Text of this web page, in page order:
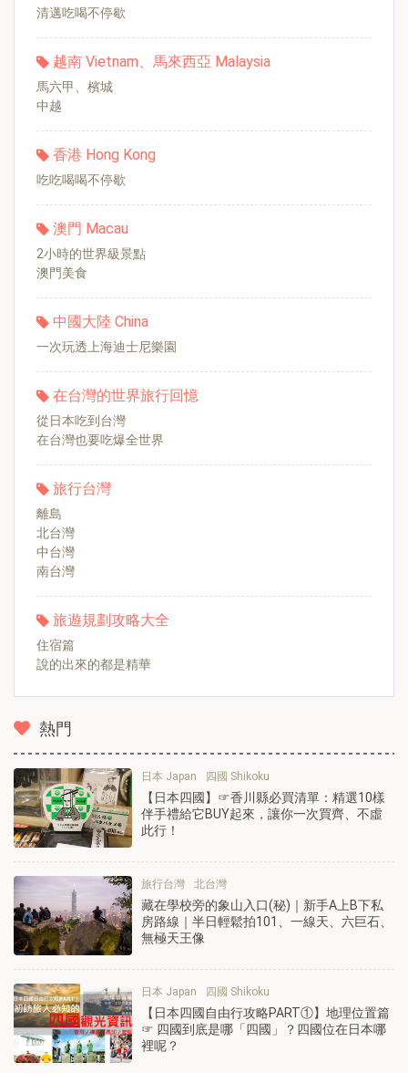
清邁吃喝不停歇
越南 Vietnam、馬來西亞 Malaysia
馬六甲、檳城
中越
香港 Hong Kong
吃吃喝喝不停歇
澳門 Macau
2小時的世界級景點
澳門美食
中國大陸 China
一次玩透上海迪士尼樂園
在台灣的世界旅行回憶
從日本吃到台灣
在台灣也要吃爆全世界
旅行台灣
離島
北台灣
中台灣
南台灣
旅遊規劃攻略大全
住宿篇
說的出來的都是精華
熱門
日本 Japan 四國 Shikoku
【日本四國】☞香川縣必買清單：精選10樣
伴手禮給它BUY起來，讓你一次買齊、不虛
此行！
旅行台灣 北台灣
藏在學校旁的象山入口(秘)｜新手A上B下私
房路線｜半日輕鬆拍101、一線天、六巨石、
無極天王像
日本 Japan 四國 Shikoku
【日本四國自由行攻略PART①】地理位置篇
☞ 四國到底是哪「四國」？四國位在日本哪
裡呢？